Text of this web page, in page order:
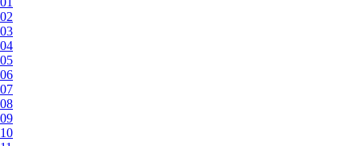
02
03
04
05
06
07
08
09
10